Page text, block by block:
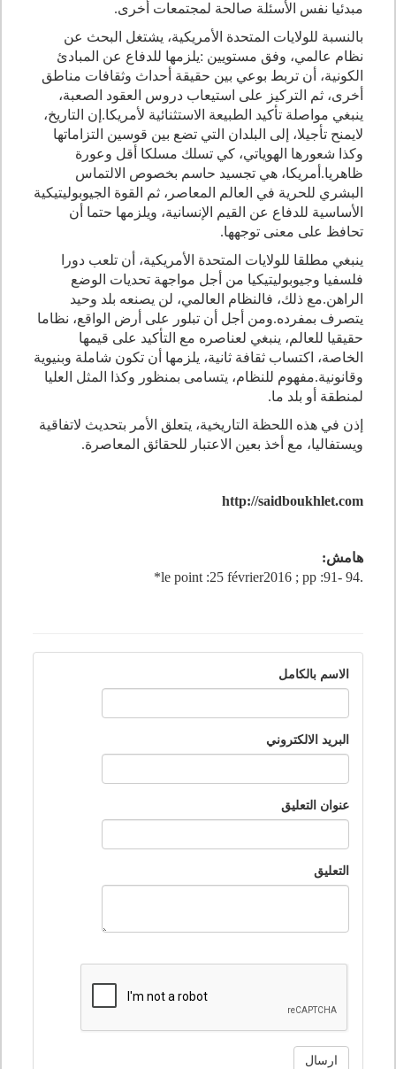
مبدئيا نفس الأسئلة صالحة لمجتمعات أخرى.
بالنسبة للولايات المتحدة الأمريكية، يشتغل البحث عن
نظام عالمي، وفق مستويين :يلزمها للدفاع عن المبادئ
الكونية، أن تربط بوعي بين حقيقة أحداث وثقافات مناطق
أخرى، ثم التركيز على استيعاب دروس العقود الصعبة،
ينبغي مواصلة تأكيد الطبيعة الاستثنائية لأمريكا. إن التاريخ،
لايمنح تأجيلا، إلى البلدان التي تضع بين قوسين التزاماتها
وكذا شعورها الهوياتي، كي تسلك مسلكا أقل وعورة
ظاهريا. أمريكا، هي تجسيد حاسم بخصوص الالتماس
البشري للحرية في العالم المعاصر، ثم القوة الجيوبوليتيكية
الأساسية للدفاع عن القيم الإنسانية، ويلزمها حتما أن
تحافظ على معنى توجهها.
ينبغي مطلقا للولايات المتحدة الأمريكية، أن تلعب دورا
فلسفيا وجيوبوليتيكيا من أجل مواجهة تحديات الوضع
الراهن.مع ذلك، فالنظام العالمي، لن يصنعه بلد وحيد
يتصرف بمفرده.ومن أجل أن تبلور على أرض الواقع، نظاما
حقيقيا للعالم، ينبغي لعناصره مع التأكيد على قيمها
الخاصة، اكتساب ثقافة ثانية، يلزمها أن تكون شاملة وبنيوية
وقانونية.مفهوم للنظام، يتسامى بمنظور وكذا المثل العليا
لمنطقة أو بلد ما.
إذن في هذه اللحظة التاريخية، يتعلق الأمر بتحديث لاتفاقية
ويستفاليا، مع أخذ بعين الاعتبار للحقائق المعاصرة.
http://saidboukhlet.com
هامش:
*le point :25 février2016 ; pp :91- 94.
الاسم بالكامل
البريد الالكتروني
عنوان التعليق
التعليق
ارسال